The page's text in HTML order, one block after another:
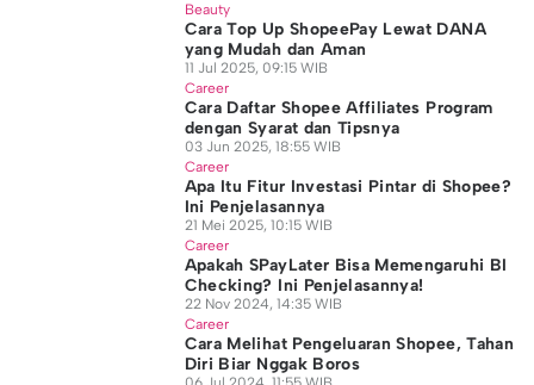
Beauty
Cara Top Up ShopeePay Lewat DANA
yang Mudah dan Aman
11 Jul 2025, 09:15 WIB
Career
Cara Daftar Shopee Affiliates Program
dengan Syarat dan Tipsnya
03 Jun 2025, 18:55 WIB
Career
Apa Itu Fitur Investasi Pintar di Shopee?
Ini Penjelasannya
21 Mei 2025, 10:15 WIB
Career
Apakah SPayLater Bisa Memengaruhi BI
Checking? Ini Penjelasannya!
22 Nov 2024, 14:35 WIB
Career
Cara Melihat Pengeluaran Shopee, Tahan
Diri Biar Nggak Boros